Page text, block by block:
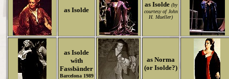
as Isolde
as Isolde (by
courtesy of John
H. Mueller)
as Isolde
with
Fassbänder
Barcelona 1989
as Norma
(or Isolde?)